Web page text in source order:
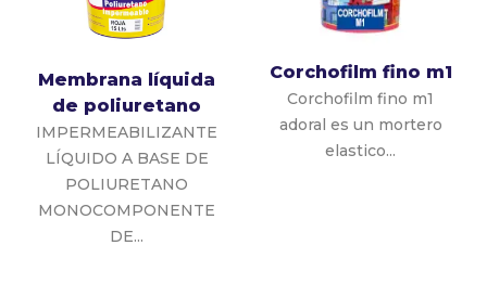
Membrana líquida
de poliuretano
IMPERMEABILIZANTE
LÍQUIDO A BASE DE
POLIURETANO
MONOCOMPONENTE
DE...
Corchofilm fino m1
Corchofilm fino m1
adoral es un mortero
elastico...